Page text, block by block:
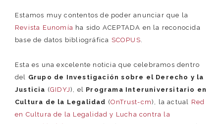
Estamos muy contentos de poder anunciar que la
Revista Eunomía ha sido ACEPTADA en la reconocida
base de datos bibliográfica SCOPUS.
Esta es una excelente noticia que celebramos dentro
del Grupo de Investigación sobre el Derecho y la
Justicia (GIDYJ), el Programa Interuniversitario en
Cultura de la Legalidad (OnTrust-cm), la actual Red
en Cultura de la Legalidad y Lucha contra la